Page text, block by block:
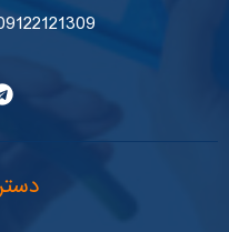
- 09373344534